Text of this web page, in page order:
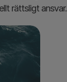
rättsligt ansvar.